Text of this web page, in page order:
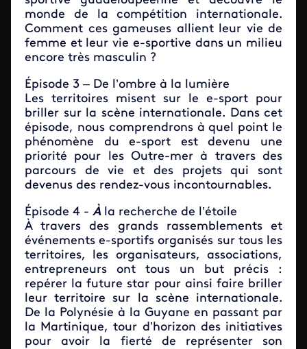
monde de la compétition internationale.
Comment ces gameuses allient leur vie de
femme et leur vie e-sportive dans un milieu
encore très masculin ?
Épisode 3 – De l’ombre à la lumière
Les territoires misent sur le e-sport pour
briller sur la scène internationale. Dans cet
épisode, nous comprendrons à quel point le
phénomène du e-sport est devenu une
priorité pour les Outre-mer à travers des
parcours de vie et des projets qui sont
devenus des rendez-vous incontournables.
Épisode 4 - Àla recherche de l’étoile
À travers des grands rassemblements et
événements e-sportifs organisés sur tous les
territoires, les organisateurs, associations,
entrepreneurs ont tous un but précis :
repérer la future star pour ainsi faire briller
leur territoire sur la scène internationale.
De la Polynésie à la Guyane en passant par
la Martinique, tour d’horizon des initiatives
pour avoir la fierté de représenter son